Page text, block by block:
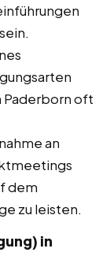
oft
an
dem
zu leisten.
in